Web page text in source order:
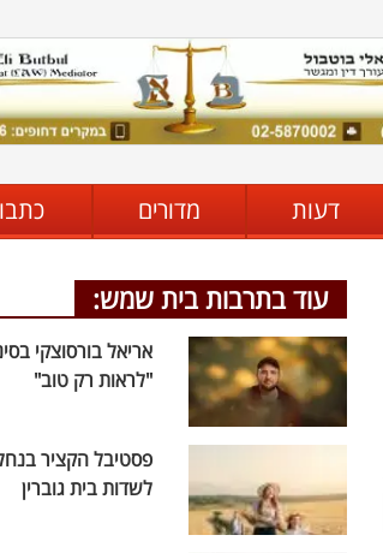
דעות מדורים
עוד בתרבות בית שמש:
אריאל בורסוצקי
"לראות רק טוב"
פסטיבל הקציר
לשדות בית גוברין